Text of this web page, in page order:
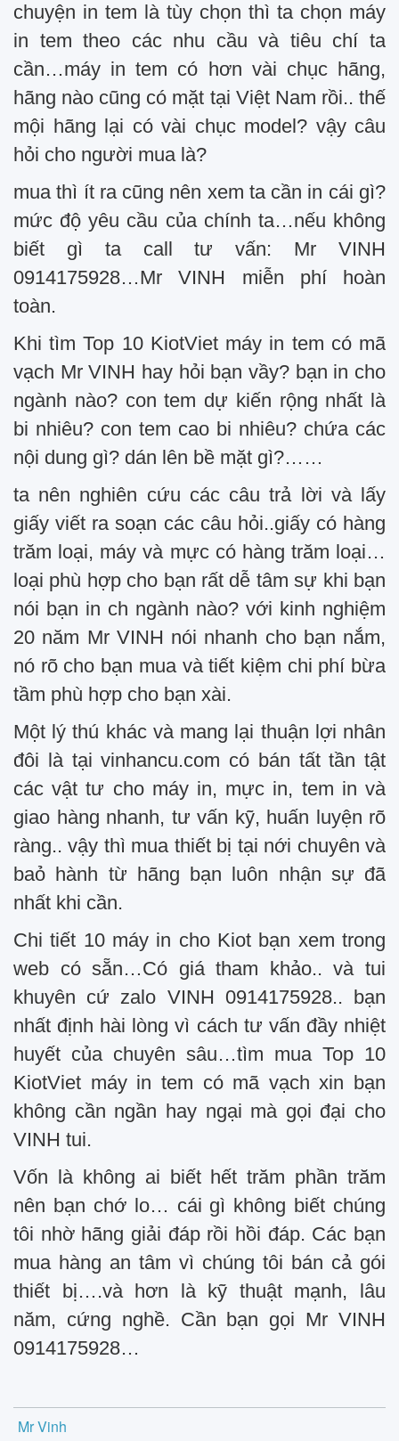
chuyện in tem là tùy chọn thì ta chọn máy
in tem theo các nhu cầu và tiêu chí ta
cần…máy in tem có hơn vài chục hãng,
hãng nào cũng có mặt tại Việt Nam rồi.. thế
mội hãng lại có vài chục model? vậy câu
hỏi cho người mua là?
mua thì ít ra cũng nên xem ta cần in cái gì?
mức độ yêu cầu của chính ta…nếu không
biết gì ta call tư vấn: Mr VINH
0914175928…Mr VINH miễn phí hoàn
toàn.
Khi tìm Top 10 KiotViet máy in tem có mã
vạch Mr VINH hay hỏi bạn vầy? bạn in cho
ngành nào? con tem dự kiến rộng nhất là
bi nhiêu? con tem cao bi nhiêu? chứa các
nội dung gì? dán lên bề mặt gì?……
ta nên nghiên cứu các câu trả lời và lấy
giấy viết ra soạn các câu hỏi..giấy có hàng
trăm loại, máy và mực có hàng trăm loại…
loại phù hợp cho bạn rất dễ tâm sự khi bạn
nói bạn in ch ngành nào? với kinh nghiệm
20 năm Mr VINH nói nhanh cho bạn nắm,
nó rõ cho bạn mua và tiết kiệm chi phí bừa
tầm phù hợp cho bạn xài.
Một lý thú khác và mang lại thuận lợi nhân
đôi là tại vinhancu.com có bán tất tần tật
các vật tư cho máy in, mực in, tem in và
giao hàng nhanh, tư vấn kỹ, huấn luyện rõ
ràng.. vậy thì mua thiết bị tại nới chuyên và
baỏ hành từ hãng bạn luôn nhận sự đã
nhất khi cần.
Chi tiết 10 máy in cho Kiot bạn xem trong
web có sẵn…Có giá tham khảo.. và tui
khuyên cứ zalo VINH 0914175928.. bạn
nhất định hài lòng vì cách tư vấn đầy nhiệt
huyết của chuyên sâu…tìm mua Top 10
KiotViet máy in tem có mã vạch xin bạn
không cần ngần hay ngại mà gọi đại cho
VINH tui.
Vốn là không ai biết hết trăm phần trăm
nên bạn chớ lo… cái gì không biết chúng
tôi nhờ hãng giải đáp rồi hồi đáp. Các bạn
mua hàng an tâm vì chúng tôi bán cả gói
thiết bị….và hơn là kỹ thuật mạnh, lâu
năm, cứng nghề. Cần bạn gọi Mr VINH
0914175928…
Mr Vinh